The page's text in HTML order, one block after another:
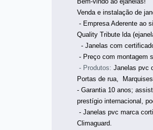
Venda e instalação de
- Empresa Aderente ao
Quality Tribute lda
- Janelas com
- Preço com montagem
- Produtos: Janelas pvc
Portas de rua,
- Garantia 10 anos;
prestígio internacional,
- Janelas pvc marca
Climaguard.